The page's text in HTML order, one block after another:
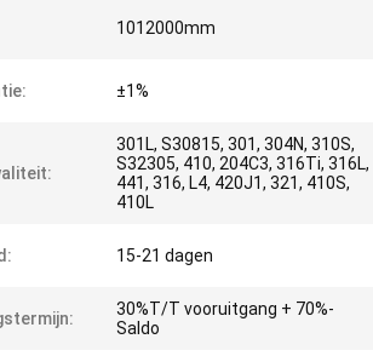
1012000mm
±1%
301L, S30815, 301, 304N, 310S,
S32305, 410, 204C3, 316Ti, 316L,
441, 316, L4, 420J1, 321, 410S,
410L
15-21 dagen
30%T/T vooruitgang + 70%-
Saldo